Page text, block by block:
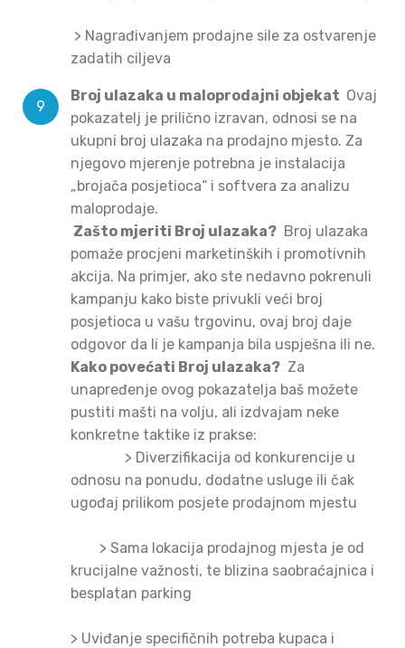
> Nagrađivanjem prodajne sile za ostvarenje
zadatih ciljeva
Broj ulazaka u maloprodajni objekat Ovaj
pokazatelj je prilično izravan, odnosi se na
ukupni broj ulazaka na prodajno mjesto. Za
njegovo mjerenje potrebna je instalacija
„brojača posjetioca“ i softvera za analizu
maloprodaje.
Zašto mjeriti Broj ulazaka? Broj ulazaka
pomaže procjeni marketinških i promotivnih
akcija. Na primjer, ako ste nedavno pokrenuli
kampanju kako biste privukli veći broj
posjetioca u vašu trgovinu, ovaj broj daje
odgovor da li je kampanja bila uspješna ili ne.
Kako povećati Broj ulazaka? Za
unapređenje ovog pokazatelja baš možete
pustiti mašti na volju, ali izdvajam neke
konkretne taktike iz prakse:
> Diverzifikacija od konkurencije u
odnosu na ponudu, dodatne usluge ili čak
ugođaj prilikom posjete prodajnom mjestu
> Sama lokacija prodajnog mjesta je od
krucijalne važnosti, te blizina saobraćajnica i
besplatan parking
> Uviđanje specifičnih potreba kupaca i